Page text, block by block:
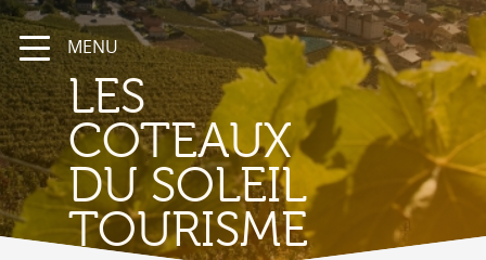
MENU
LES
COTEAUX
DU SOLEIL
TOURISME